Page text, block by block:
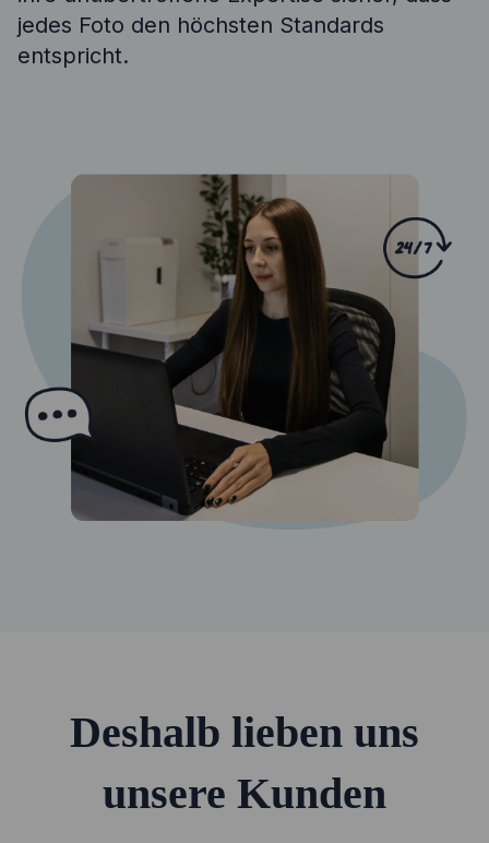
jedes Foto den höchsten Standards
entspricht.
Deshalb lieben uns
unsere Kunden